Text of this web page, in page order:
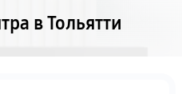
в Тольятти